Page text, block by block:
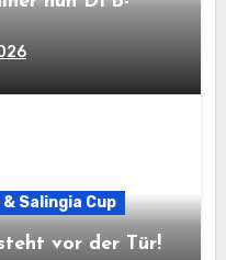
Salingia Cup
vor der Tür!